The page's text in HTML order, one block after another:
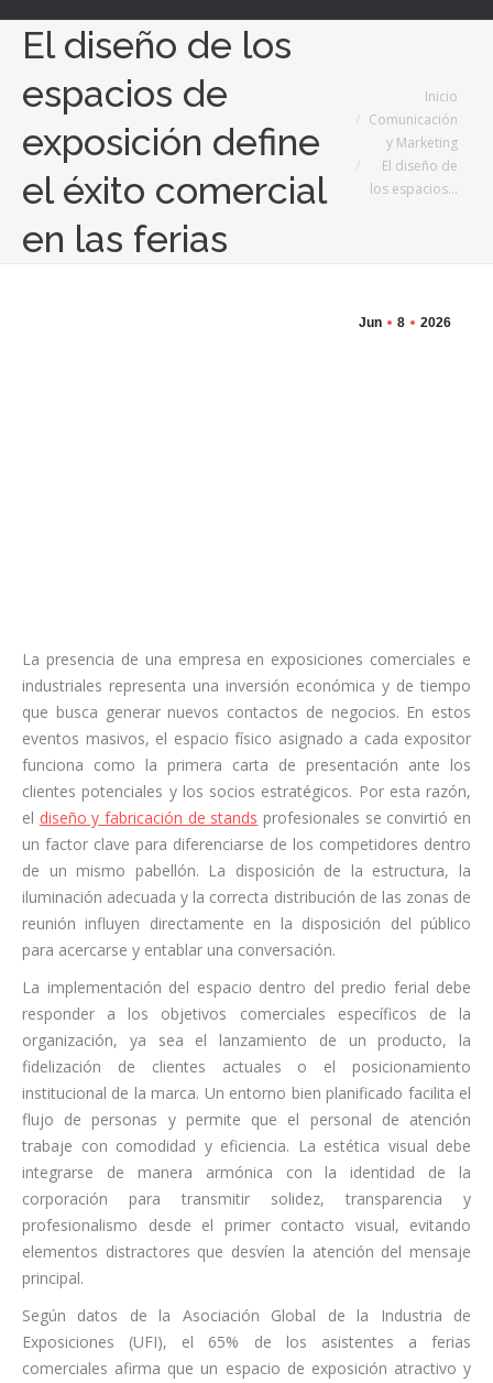
El diseño de los
espacios de
exposición define
el éxito comercial
en las ferias
Inicio
Comunicación
y Marketing
El diseño de
los espacios…
Jun 8 2026
La presencia de una empresa en exposiciones comerciales e
industriales representa una inversión económica y de tiempo
que busca generar nuevos contactos de negocios. En estos
eventos masivos, el espacio físico asignado a cada expositor
funciona como la primera carta de presentación ante los
clientes potenciales y los socios estratégicos. Por esta razón,
el diseño y fabricación de stands profesionales se convirtió en
un factor clave para diferenciarse de los competidores dentro
de un mismo pabellón. La disposición de la estructura, la
iluminación adecuada y la correcta distribución de las zonas de
reunión influyen directamente en la disposición del público
para acercarse y entablar una conversación.
La implementación del espacio dentro del predio ferial debe
responder a los objetivos comerciales específicos de la
organización, ya sea el lanzamiento de un producto, la
fidelización de clientes actuales o el posicionamiento
institucional de la marca. Un entorno bien planificado facilita el
flujo de personas y permite que el personal de atención
trabaje con comodidad y eficiencia. La estética visual debe
integrarse de manera armónica con la identidad de la
corporación para transmitir solidez, transparencia y
profesionalismo desde el primer contacto visual, evitando
elementos distractores que desvíen la atención del mensaje
principal.
Según datos de la Asociación Global de la Industria de
Exposiciones (UFI), el 65% de los asistentes a ferias
comerciales afirma que un espacio de exposición atractivo y